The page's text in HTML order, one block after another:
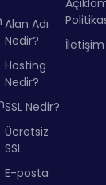
Alan Adı
Nedir?
Hosting
Nedir?
SSL Nedir?
Ücretsiz
SSL
E-posta
İletişim